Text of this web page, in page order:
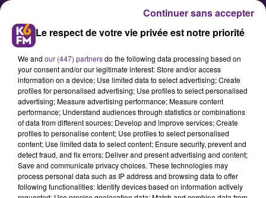
Les Jardins du Département
rebaptisés au nom de son ancien
président Louis de Broissia
Le respect de votre vie privée est notre priorité
We and our (447) partnersdo the following data processing based on
your consent and/or our legitimate interest: Store and/or access
information on a device; Use limited data to select advertising; Create
profiles for personalised advertising; Use profiles to select personalised
advertising; Measure advertising performance; Measure content
performance; Understand audiences through statistics or combinations
of data from different sources; Develop and improve services; Create
profiles to personalise content; Use profiles to select personalised
content; Use limited data to select content; Ensure security, prevent and
detect fraud, and fix errors; Deliver and present advertising and content;
Save and communicate privacy choices. These technologies may
process personal data such as IP address and browsing data to offer
following functionalities: Identify devices based on information actively
Continuer sans accepter